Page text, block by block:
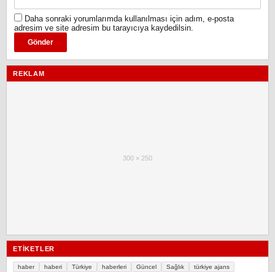
Daha sonraki yorumlarımda kullanılması için adım, e-posta
adresim ve site adresim bu tarayıcıya kaydedilsin.
REKLAM
300 × 250
ETIKETLER
haber haberi Türkiye haberleri Güncel Sağlık
türkiye ajans